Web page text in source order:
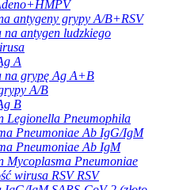
antygeny grypy A/B+RSV
na antygen ludzkiego
A
na grypę Ag A+B
A/B
B
Legionella Pneumophila
Pneumoniae Ab IgG/IgM
Pneumoniae Ab IgM
Mycoplasma Pneumoniae
wirusa RSV RSV